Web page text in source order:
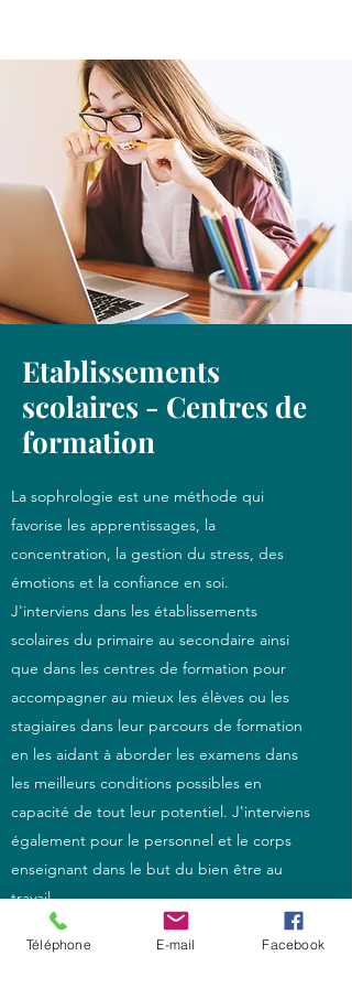
Etablissements
scolaires - Centres de
formation
La sophrologie est une méthode qui
favorise les apprentissages, la
concentration, la gestion du stress, des
émotions et la confiance en soi.
J'interviens dans les établissements
scolaires du primaire au secondaire ainsi
que dans les centres de formation pour
accompagner au mieux les élèves ou les
stagiaires dans leur parcours de formation
en les aidant à aborder les examens dans
les meilleurs conditions possibles en
capacité de tout leur potentiel. J'interviens
également pour le personnel et le corps
enseignant dans le but du bien être au
travail.
Je propose des séances collectives ou
Téléphone E-mail Facebook